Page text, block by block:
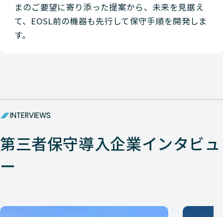
まのご要望に寄り添った提案から、未来を見据え
て、EOSL前の機器も先行して保守手順を開発しま
す。
INTERVIEWS
第三者保守導入企業インタビュ
ー